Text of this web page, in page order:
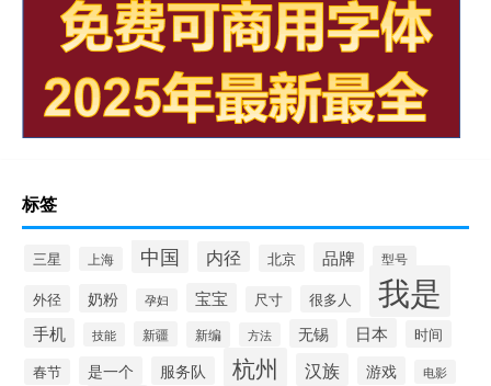
标签
三星 上海 中国 内径 北京 品牌 型号
外径 奶粉 孕妇 宝宝 尺寸 很多人 我是
手机 技能 新疆 新编 方法 无锡 日本 时间
春节 是一个 服务队 杭州 汉族 游戏 电影